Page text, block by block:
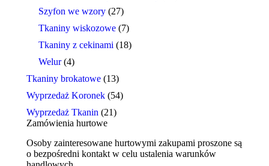
Szyfon we wzory (27)
Tkaniny wiskozowe (7)
Tkaniny z cekinami (18)
Welur (4)
Tkaniny brokatowe (13)
Wyprzedaż Koronek (54)
Wyprzedaż Tkanin (21)
Zamówienia hurtowe
Osoby zainteresowane hurtowymi zakupami proszone są
o bezpośredni kontakt w celu ustalenia warunków